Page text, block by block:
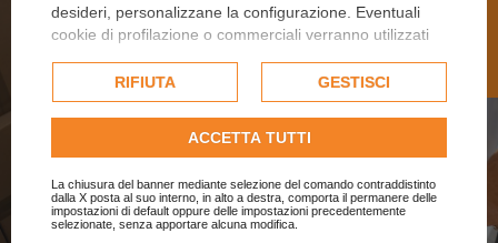
desideri, personalizzane la configurazione. Eventuali
cookie di profilazione o commerciali verranno utilizzati
dell'utente e, se consentito, potrebbero essere utilizzati
per personalizzare gli annunci pubblicitari. Per ulteriori
informazioni su come Google utilizza i dati raccolti,
politica sulla privacy di Google
Consulta l'informativa cookie completa.
RIFIUTA GESTISCI
ACCETTA TUTTI
La chiusura del banner mediante selezione del comando contraddistinto
dalla X posta al suo interno, in alto a destra, comporta il permanere delle
impostazioni di default oppure delle impostazioni precedentemente
selezionate, senza apportare alcuna modifica.
Hai un laboratorio o una